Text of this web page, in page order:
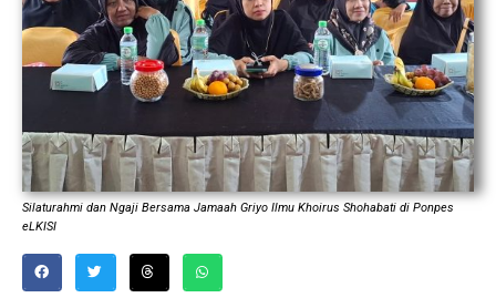
Silaturahmi dan Ngaji Bersama Jamaah Griyo Ilmu Khoirus Shohabati di Ponpes
eLKISI